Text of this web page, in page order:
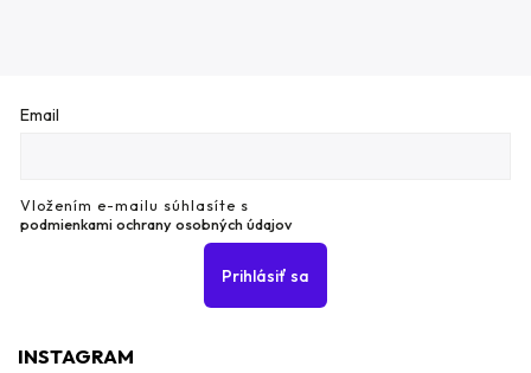
Email
Vložením e-mailu súhlasíte s
podmienkami ochrany osobných údajov
Prihlásiť sa
INSTAGRAM